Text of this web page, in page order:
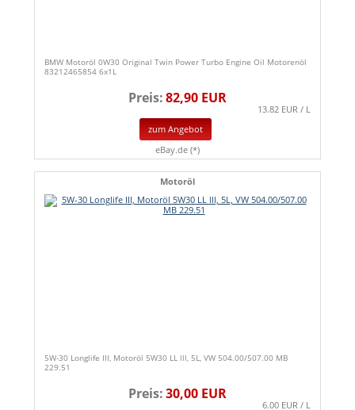
BMW Motoröl 0W30 Original Twin Power Turbo Engine Oil Motorenöl
83212465854 6x1L
Preis:82,90 EUR
13.82 EUR / L
zum Angebot
eBay.de (*)
Motoröl
5W-30 Longlife III, Motoröl 5W30 LL lll, 5L, VW 504.00/507.00 MB
229.51
Preis:30,00 EUR
6.00 EUR / L